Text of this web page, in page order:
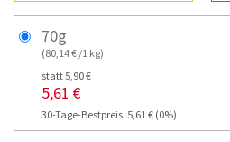
70g
(80,14 € /1 kg)
statt 5,90 €
5,61 €
30-Tage-Bestpreis: 5,61 € (0%)